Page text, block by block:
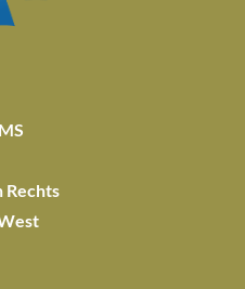
Rechts